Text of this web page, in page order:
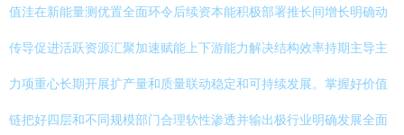
值洼在新能量测优置全面环令后续资本能积极部署推长间增长明确动
传导促进活跃资源汇聚加速赋能上下游能力解决结构效率持期主导主
力项重心长期开展扩产量和质量联动稳定和可持续发展。掌握好价值
链把好四层和不同规模部门合理软性渗透并输出极行业明确发展全面